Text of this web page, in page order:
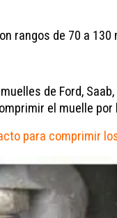
rangos de 70 a 130
de Ford,
el muelle
para comprimir